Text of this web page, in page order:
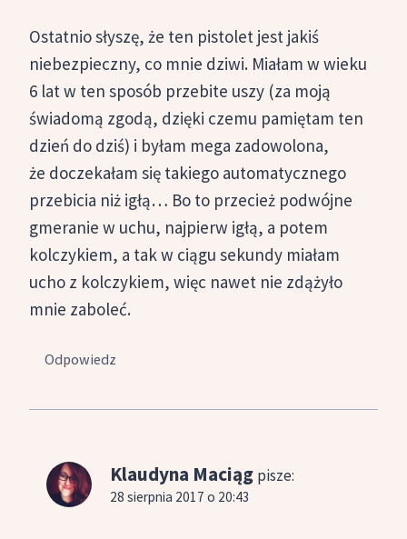
Ostatnio słyszę, że ten pistolet jest jakiś
niebezpieczny, co mnie dziwi. Miałam w wieku
6 lat w ten sposób przebite uszy (za moją
świadomą zgodą, dzięki czemu pamiętam ten
dzień do dziś) i byłam mega zadowolona,
że doczekałam się takiego automatycznego
przebicia niż igłą… Bo to przecież podwójne
gmeranie w uchu, najpierw igłą, a potem
kolczykiem, a tak w ciągu sekundy miałam
ucho z kolczykiem, więc nawet nie zdążyło
mnie zaboleć.
Odpowiedz
Klaudyna Maciąg pisze:
28 sierpnia 2017 o 20:43